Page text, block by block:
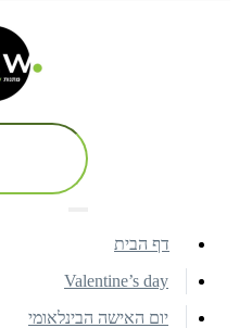
דף הבית
Valentine’s day
יום האישה הבינלאומי